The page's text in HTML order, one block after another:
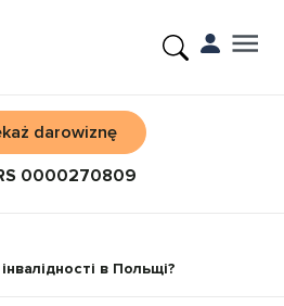
darowiznę
0000270809
в Польщі?